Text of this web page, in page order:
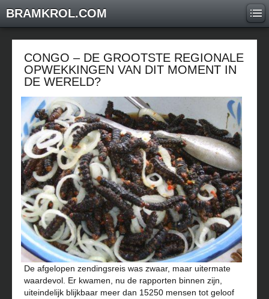
BRAMKROL.COM
CONGO – DE GROOTSTE REGIONALE
OPWEKKINGEN VAN DIT MOMENT IN
DE WERELD?
De afgelopen zendingsreis was zwaar, maar uitermate
waardevol. Er kwamen, nu de rapporten binnen zijn,
uiteindelijk blijkbaar meer dan 15250 mensen tot geloof